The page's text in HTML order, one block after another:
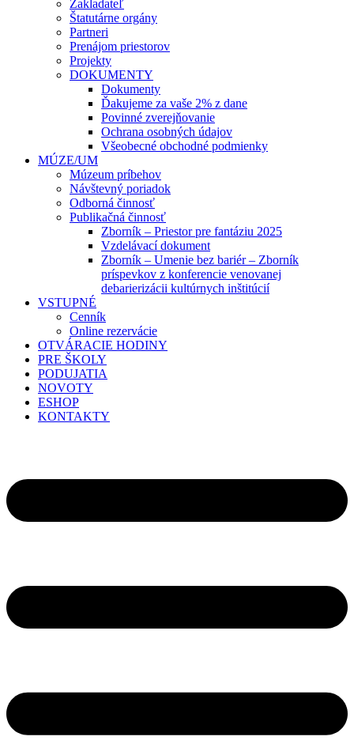
Zakladateľ
Štatutárne orgány
Partneri
Prenájom priestorov
Projekty
DOKUMENTY
Dokumenty
Ďakujeme za vaše 2% z dane
Povinné zverejňovanie
Ochrana osobných údajov
Všeobecné obchodné podmienky
MÚZE/UM
Múzeum príbehov
Návštevný poriadok
Odborná činnosť
Publikačná činnosť
Zborník – Priestor pre fantáziu 2025
Vzdelávací dokument
Zborník – Umenie bez bariér – Zborník
príspevkov z konferencie venovanej
debarierizácii kultúrnych inštitúcií
VSTUPNÉ
Cenník
Online rezervácie
OTVÁRACIE HODINY
PRE ŠKOLY
PODUJATIA
NOVOTY
ESHOP
KONTAKTY